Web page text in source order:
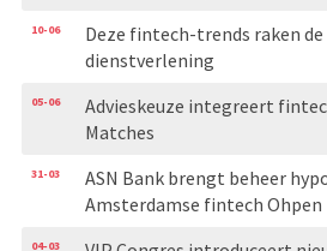
10-06
Deze fintech-trends raken
dienstverlening
05-06
Advieskeuze integreert
Matches
31-03
ASN Bank brengt beheer
Amsterdamse fintech Ohpen
04-03